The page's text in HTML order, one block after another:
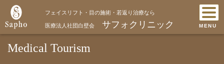
フェイスリフト・目の施術・若返り治療なら
医療法人社団白壁会 サフォクリニック MENU
Medical Tourism